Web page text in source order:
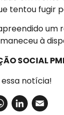
tentou fugir
um
à
SOCIAL
notícia!